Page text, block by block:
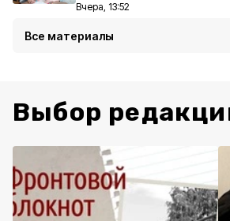
Вчера, 13:52
Все материалы
Выбор